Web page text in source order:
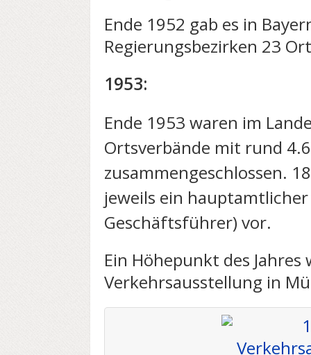
Ende 1952 gab es in
Regierungsbezirken 23
1953:
Ende 1953 waren im
Ortsverbände mit rund
zusammengeschlossen.
jeweils ein
Geschäftsführer) vor.
Ein Höhepunkt des
Verkehrsausstellung in